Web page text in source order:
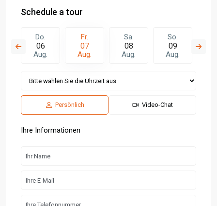
Schedule a tour
Do.
06
Aug.
Fr.
07
Aug.
Sa.
08
Aug.
So.
09
Aug.
Persönlich Video-Chat
Ihre Informationen